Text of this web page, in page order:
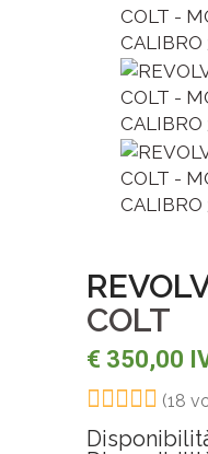
COLT
€ 350,00
(18